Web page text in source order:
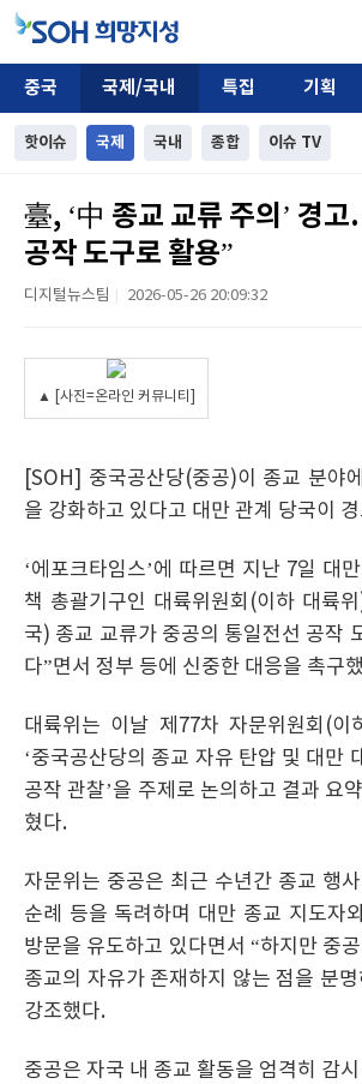
중국 국제/국내 특집 기획
핫이슈 국제 국내 종합 이슈 TV
臺, ‘中 종교 교류 주의’ 경
공작 도구로 활용”
디지털뉴스팀 2026-05-26 20:09:32
▲ [사진=온라인 커뮤니티]
[SOH] 중국공산당(중공)이 종교 분야
을 강화하고 있다고 대만 관계 당국이
‘에포크타임스’에 따르면 지난 7일 대
책 총괄기구인 대륙위원회(이하 대륙
국) 종교 교류가 중공의 통일전선 공작
다”면서 정부 등에 신중한 대응을 촉구
대륙위는 이날 제77차 자문위원회(이
‘중국공산당의 종교 자유 탄압 및 대만
공작 관찰’을 주제로 논의하고 결과 요
혔다.
자문위는 중공은 최근 수년간 종교 행
순례 등을 독려하며 대만 종교 지도자
방문을 유도하고 있다면서 “하지만 중
종교의 자유가 존재하지 않는 점을 분
강조했다.
중공은 자국 내 종교 활동을 엄격히 감